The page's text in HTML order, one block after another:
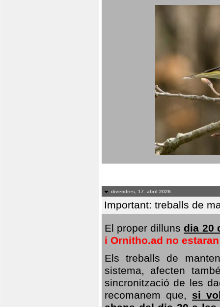
divendres, 17. abril 2026
Important: treballs de
El proper dilluns dia 20
i Ornitho.ad no
Els treballs de
sistema, afecten
sincronització de les
recomanem que, si